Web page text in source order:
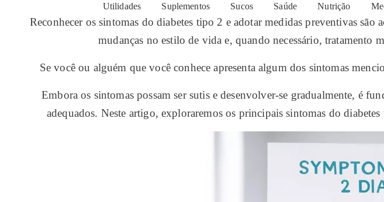
Utilidades Suplementos Sucos Saúde Nutrição
Reconhecer os sintomas do diabetes tipo 2 e adotar medidas preventivas
mudanças no estilo de vida e, quando necessário, tratamento
Se você ou alguém que você conhece apresenta algum dos sintomas
Embora os sintomas possam ser sutis e desenvolver-se gradualmente, é
adequados. Neste artigo, exploraremos os principais sintomas do